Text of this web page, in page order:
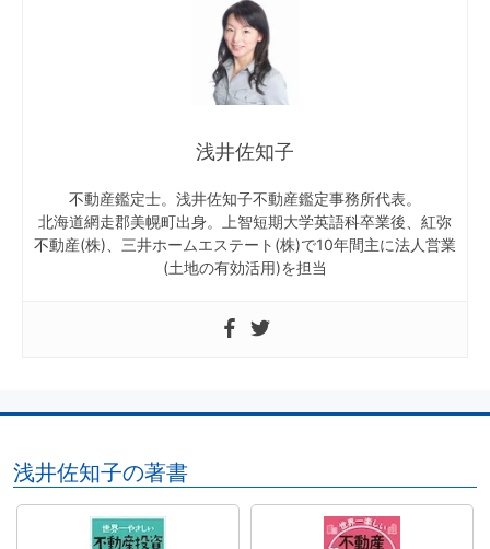
浅井佐知子
不動産鑑定士。浅井佐知子不動産鑑定事務所代表。
北海道網走郡美幌町出身。上智短期大学英語科卒業後、紅弥
不動産(株)、三井ホームエステート(株)で10年間主に法人営業
(土地の有効活用)を担当
浅井佐知子の著書